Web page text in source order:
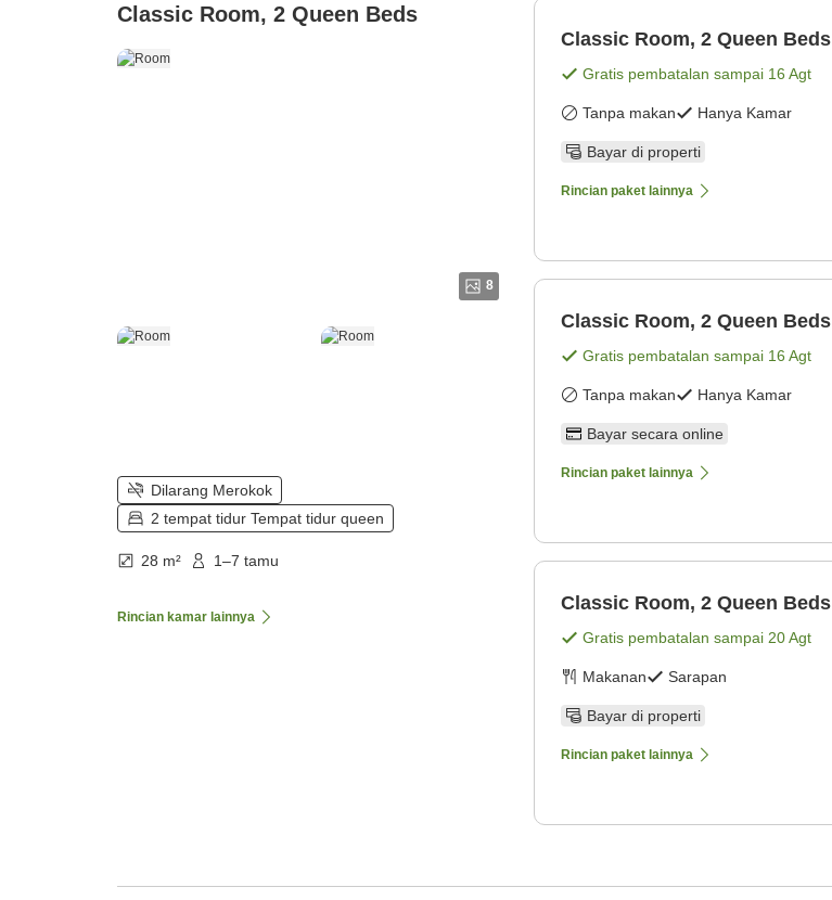
Classic Room, 2 Queen Beds
8
Dilarang Merokok
2 tempat tidur Tempat tidur queen
28 m² 1–7 tamu
Rincian kamar lainnya
Classic Room, 2 Queen Beds
Gratis pembatalan sampai 16 Agt
Tanpa makan Hanya Kamar
Bayar di properti
Rincian paket lainnya
Classic Room, 2 Queen Beds
Gratis pembatalan sampai 16 Agt
Tanpa makan Hanya Kamar
Bayar secara online
Rincian paket lainnya
Classic Room, 2 Queen Beds
Gratis pembatalan sampai 20 Agt
Makanan Sarapan
Bayar di properti
Rincian paket lainnya